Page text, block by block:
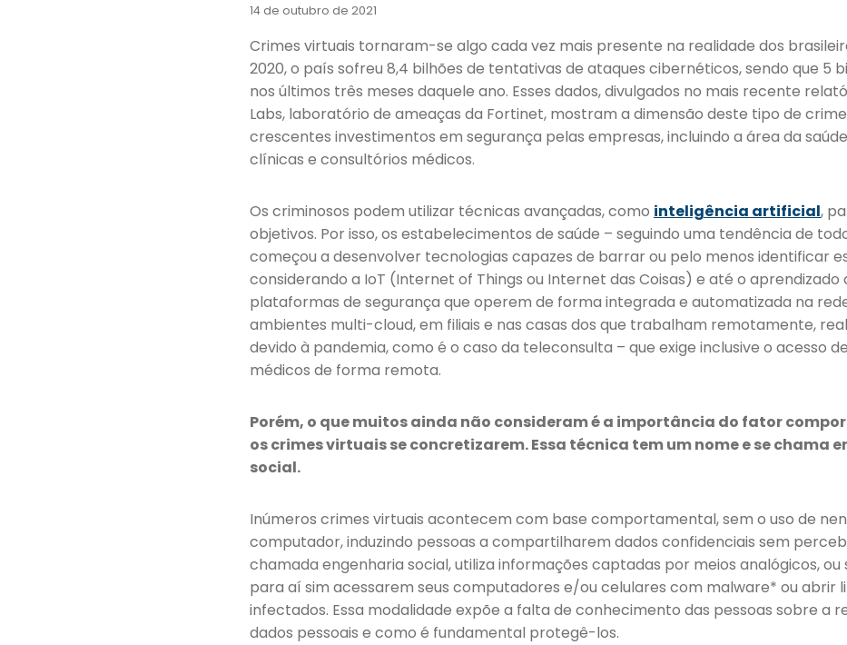
14 de outubro de 2021
Crimes virtuais tornaram-se algo cada vez mais presente na realidade dos
2020, o país sofreu 8,4 bilhões de tentativas de ataques cibernéticos, sendo que 5
nos últimos três meses daquele ano. Esses dados, divulgados no mais recente
Labs, laboratório de ameaças da Fortinet, mostram a dimensão deste tipo de
crescentes investimentos em segurança pelas empresas, incluindo a área da
clínicas e consultórios médicos.
Os criminosos podem utilizar técnicas avançadas, como inteligência artificial,
objetivos. Por isso, os estabelecimentos de saúde – seguindo uma tendência de
começou a desenvolver tecnologias capazes de barrar ou pelo menos identificar
considerando a IoT (Internet of Things ou Internet das Coisas) e até o aprendizado
plataformas de segurança que operem de forma integrada e automatizada na
ambientes multi-cloud, em filiais e nas casas dos que trabalham remotamente,
devido à pandemia, como é o caso da teleconsulta – que exige inclusive o acesso
médicos de forma remota.
Porém, o que muitos ainda não consideram é a importância do fator
os crimes virtuais se concretizarem. Essa técnica tem um nome e se chama
social.
Inúmeros crimes virtuais acontecem com base comportamental, sem o uso de
computador, induzindo pessoas a compartilharem dados confidenciais sem
chamada engenharia social, utiliza informações captadas por meios analógicos, ou
para aí sim acessarem seus computadores e/ou celulares com malware* ou abrir
infectados. Essa modalidade expõe a falta de conhecimento das pessoas sobre a
dados pessoais e como é fundamental protegê-los.